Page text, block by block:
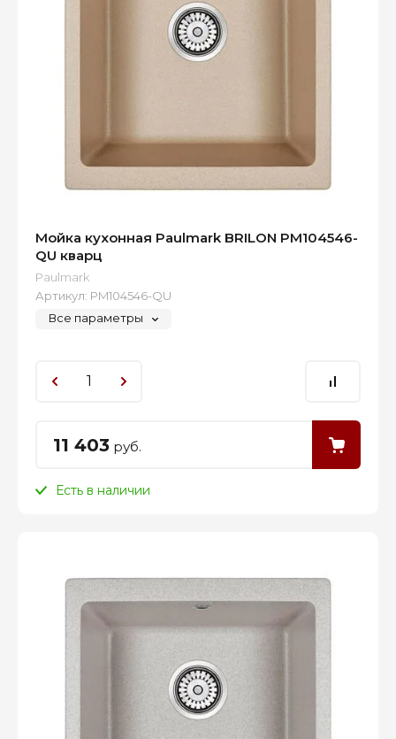
Мойка кухонная Paulmark BRILON PM104546-
QU кварц
Paulmark
Артикул: PM104546-QU
Все параметры
11 403 руб.
Есть в наличии